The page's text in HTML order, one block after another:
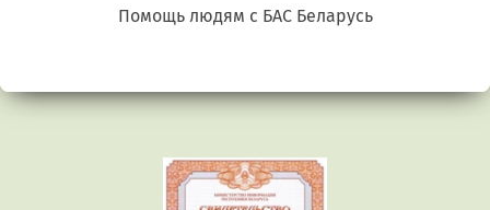
Помощь людям с БАС Беларусь
Предыдущий